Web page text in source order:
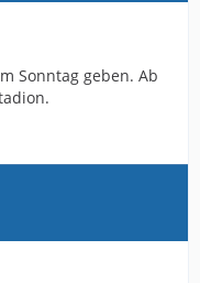
Sonntag geben. Ab